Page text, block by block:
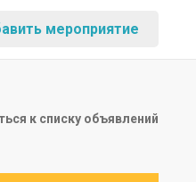
мероприятие
к списку объявлений